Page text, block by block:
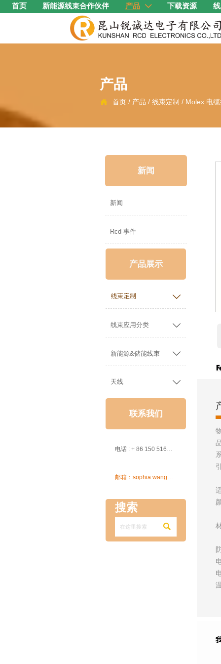
首页 新能源线束合作伙伴 产品  下载资源
产品
 首页 / 产品 /线束定制 / Molex 电
新闻
新闻
Rcd 事件
产品展示
线束定制 
线束应用分类 
新能源&储能线束 
天线 
联系我们
电话 : + 86 150 5162 5639

搜索
